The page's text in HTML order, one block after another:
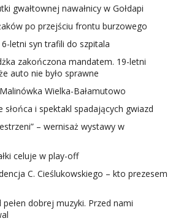
gwałtownej nawałnicy w Gołdapi
po przejściu frontu burzowego
letni syn trafili do szpitala
zakończona mandatem. 19-letni
auto nie było sprawne
Wielka-Bałamutowo
słońca i spektakl spadających gwiazd
– wernisaż wystawy w
celuje w play-off
C. Cieślukowskiego – kto prezesem
dobrej muzyki. Przed nami